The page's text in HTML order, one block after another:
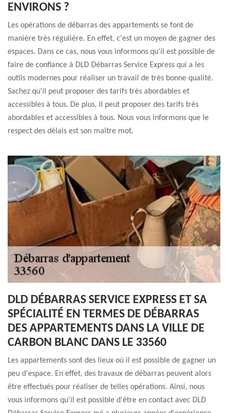
ENVIRONS ?
Les opérations de débarras des appartements se font de
manière très régulière. En effet, c'est un moyen de gagner des
espaces. Dans ce cas, nous vous informons qu'il est possible de
faire de confiance à DLD Débarras Service Express qui a les
outils modernes pour réaliser un travail de très bonne qualité.
Sachez qu'il peut proposer des tarifs très abordables et
accessibles à tous. De plus, il peut proposer des tarifs très
abordables et accessibles à tous. Nous vous informons que le
respect des délais est son maître mot.
DLD DÉBARRAS SERVICE EXPRESS ET SA
SPÉCIALITÉ EN TERMES DE DÉBARRAS
DES APPARTEMENTS DANS LA VILLE DE
CARBON BLANC DANS LE 33560
Les appartements sont des lieux où il est possible de gagner un
peu d'espace. En effet, des travaux de débarras peuvent alors
être effectués pour réaliser de telles opérations. Ainsi, nous
vous informons qu'il est possible d'être en contact avec DLD